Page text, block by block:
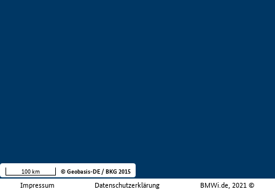
Impressum Datenschutzerklärung BMWi.de, 2021 ©
100 km © Geobasis-DE / BKG 2015